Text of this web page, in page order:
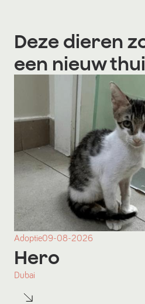
Deze dieren
een nieuw
Adoptie09-08-2026
Hero
Dubai